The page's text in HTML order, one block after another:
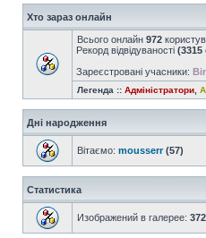
Хто зараз онлайн
Всього онлайн 972
Рекорд відвідуваності (3315
Зареєстровані учасники:
Легенда :: Адміністратори
Дні народження
Вітаємо: mousserr(57)
Статистика
Изображений в галерее: